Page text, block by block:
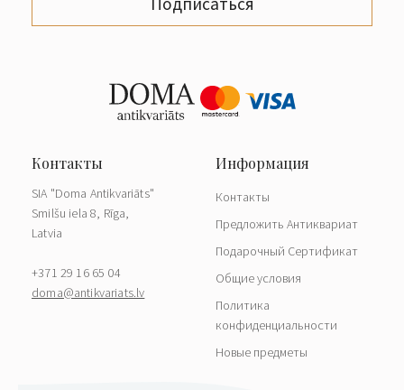
SIA "Doma Antikvariāts"
Smilšu iela 8, Rīga,
Latvia
+371 29 16 65 04
doma@antikvariats.lv
Контакты
Предложить Антиквариат
Подарочный Сертификат
Общие условия
Политика
конфиденциальности
Новые предметы